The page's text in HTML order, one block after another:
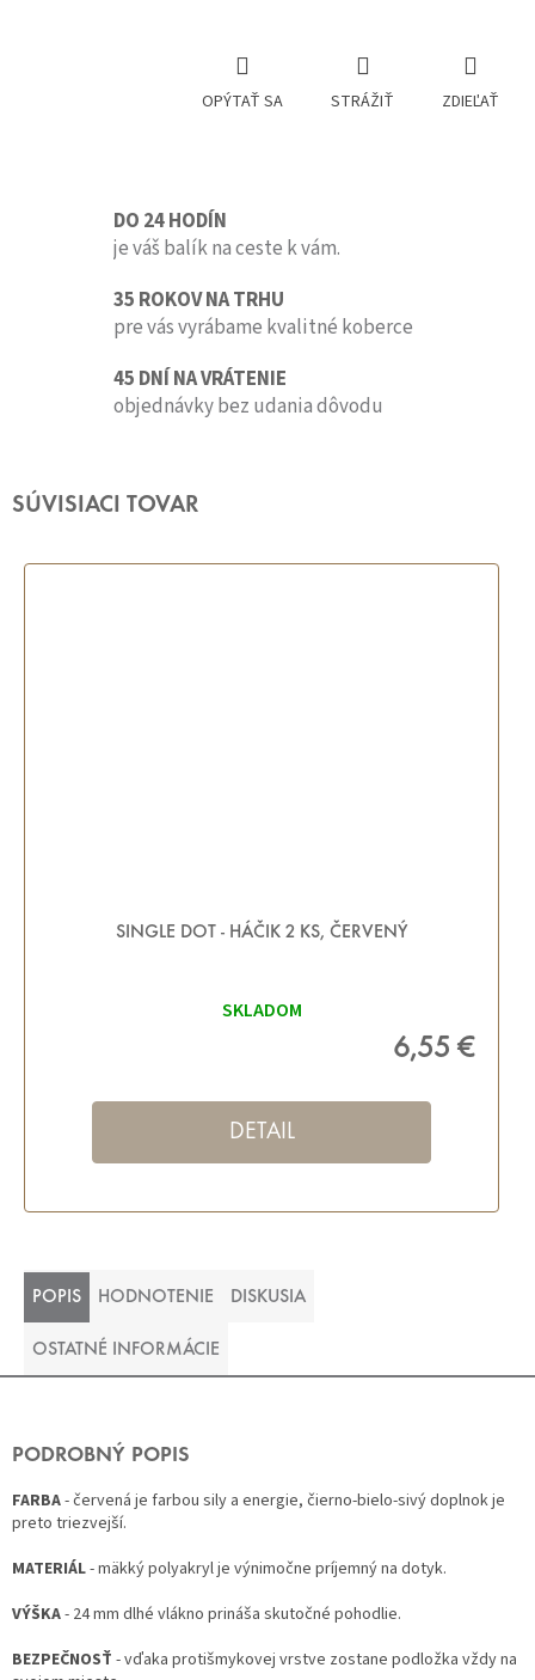
OPÝTAŤ SA STRÁŽIŤ ZDIEĽAŤ
DO 24 HODÍN
je váš balík na ceste k vám.
35 ROKOV NA TRHU
pre vás vyrábame kvalitné koberce
45 DNÍ NA VRÁTENIE
objednávky bez udania dôvodu
SÚVISIACI TOVAR
SINGLE DOT - HÁČIK 2 KS, ČERVENÝ
SKLADOM
6,55 €
DETAIL
POPIS HODNOTENIE DISKUSIA
OSTATNÉ INFORMÁCIE
PODROBNÝ POPIS
FARBA- červená je farbou sily a energie, čierno-bielo-sivý doplnok je
preto triezvejší.
MATERIÁL- mäkký polyakryl je výnimočne príjemný na dotyk.
VÝŠKA- 24 mm dlhé vlákno prináša skutočné pohodlie.
BEZPEČNOSŤ - vďaka protišmykovej vrstve zostane podložka vždy na